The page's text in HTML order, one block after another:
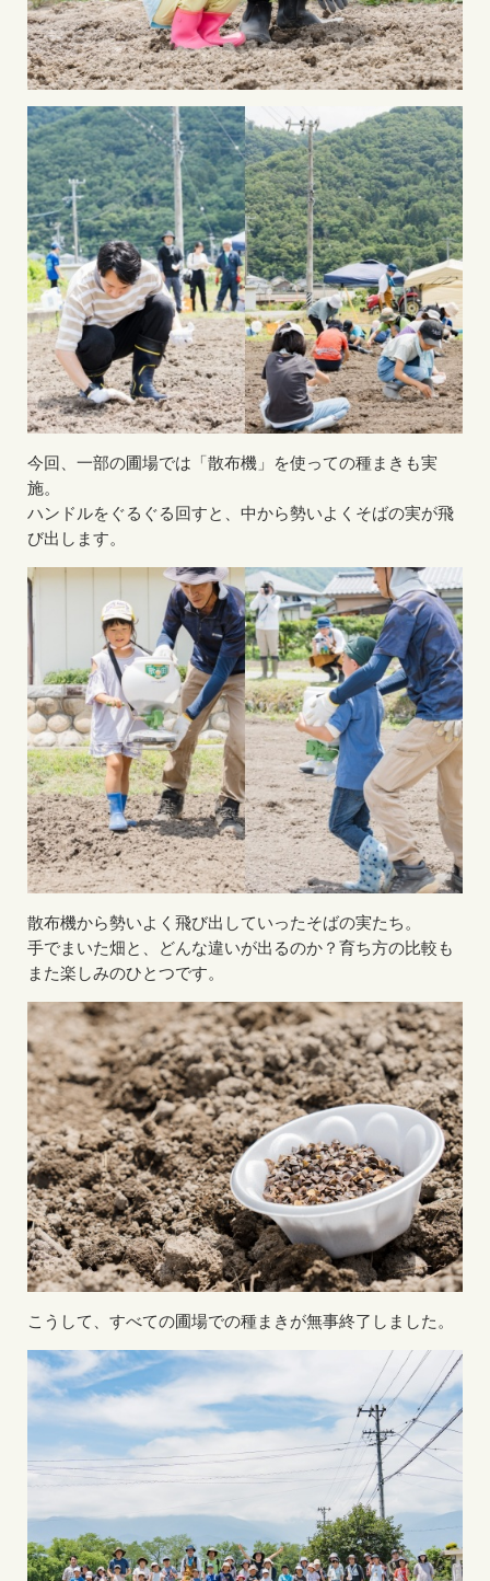
今回、一部の圃場では「散布機」を使っての種まきも実
施。
ハンドルをぐるぐる回すと、中から勢いよくそばの実が飛
び出します。
散布機から勢いよく飛び出していったそばの実たち。
手でまいた畑と、どんな違いが出るのか？育ち方の比較も
また楽しみのひとつです。
こうして、すべての圃場での種まきが無事終了しました。